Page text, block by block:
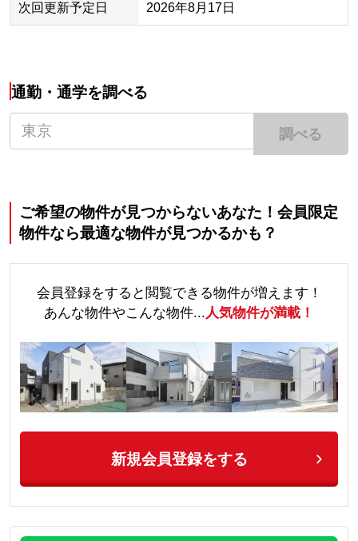
次回更新予定日 2026年8月17日
通勤・通学を調べる
調べる
ご希望の物件が見つからないあなた！会員限定
物件なら最適な物件が見つかるかも？
会員登録をすると閲覧できる物件が増えます！
あんな物件やこんな物件...人気物件が満載！
新規会員登録をする